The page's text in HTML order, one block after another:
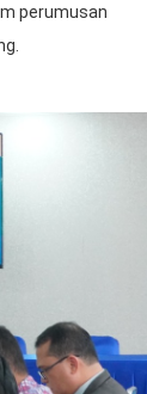
perumusan